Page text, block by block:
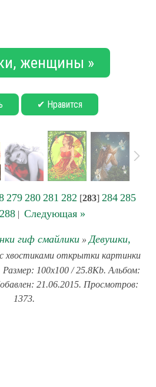
женщины »
✔ Нравится
279 280 281 282 [283] 284 285
288 | Следующая »
гиф смайлики» Девушки,
хвостиками открытки картинки
100x100 / 25.8Kb. Альбом:
21.06.2015. Просмотров:
1373.